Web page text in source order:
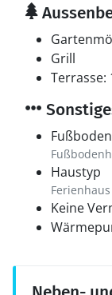
Grill
Terrasse:
Haustyp
Ferienhaus
Keine